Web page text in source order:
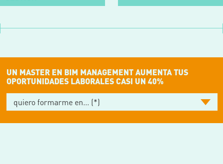
UN MASTER EN BIM MANAGEMENT AUMENTA TUS
OPORTUNIDADES LABORALES CASI UN 40%